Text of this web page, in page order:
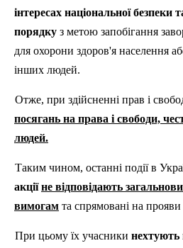
інтересах національної безпеки
порядку з метою запобігання
для охорони здоров'я населення
інших людей.
Отже, при здійсненні прав і
посягань на права і свободи,
людей.
Таким чином, останні події в
акціїне відповідають
вимогам та спрямовані на прояви
При цьому їх учасники нехтують